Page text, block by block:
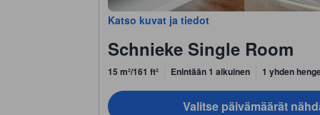
Katso kuvat ja tiedot
Schnieke Single Room
15 m²/161 ft² Enintään 1 aikuinen 1 yhden
Valitse päivämäärät